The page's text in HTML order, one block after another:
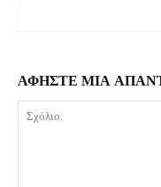
ΑΦΗΣΤΕ ΜΙΑ